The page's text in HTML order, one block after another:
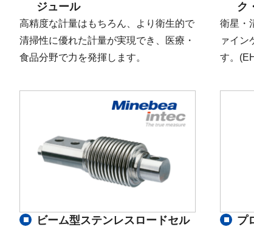
ジュール
高精度な計量はもちろん、より衛生的で
清掃性に優れた計量が実現でき、医療・
食品分野で力を発揮します。
ク
衛星・
ァイン
す。
ビーム型ステンレスロードセル プ